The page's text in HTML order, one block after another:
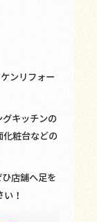
ンリフォー
グキッチンの
化粧台などの
店舗へ足を
！